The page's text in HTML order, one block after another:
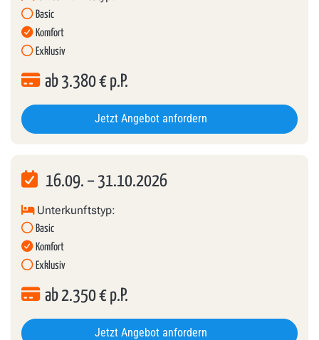
Basic
Komfort
Exklusiv
ab 3.380€ p.P.
Jetzt Angebot anfordern
16.09. – 31.10.2026
Unterkunftstyp:
Basic
Komfort
Exklusiv
ab 2.350€ p.P.
Jetzt Angebot anfordern